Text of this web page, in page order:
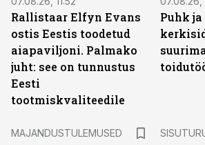
Rallistaar Elfyn Evans
ostis Eestis toodetud
aiapaviljoni. Palmako
juht: see on tunnustus
Eesti
tootmiskvaliteedile
Puhk
MAJANDUSTULEMUSED